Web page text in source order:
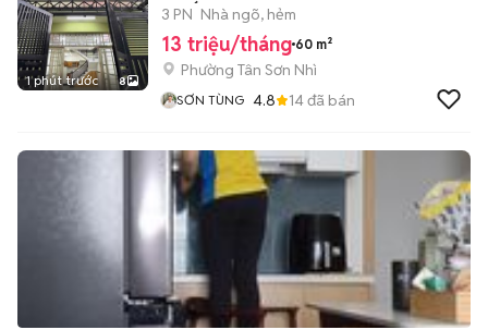
1 phút trước 8
3 TẤM 3PN_3WC_S.Th
3 PN Nhà ngõ, hẻm
13 triệu/tháng 60 m²
Phường Tân Sơn Nhì
SƠN TÙNG 4.8 14đã bán